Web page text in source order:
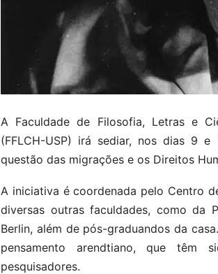
A Faculdade de Filosofia, Letras e
(FFLCH-USP) irá sediar, nos dias 9
questão das migrações e os Direitos
A iniciativa é coordenada pelo Centro
diversas outras faculdades, como da
Berlin, além de pós-graduandos da
pensamento arendtiano, que têm
pesquisadores.